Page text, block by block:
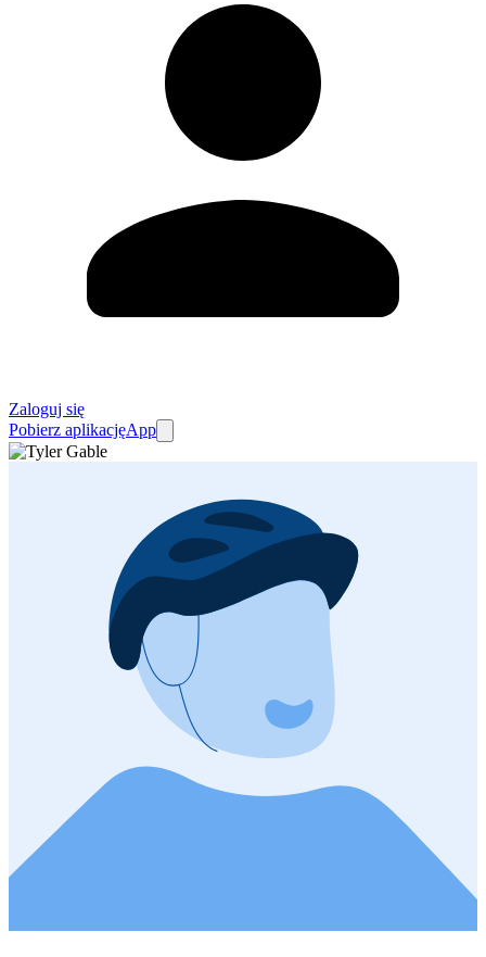
Zaloguj się
Pobierz aplikacjęApp